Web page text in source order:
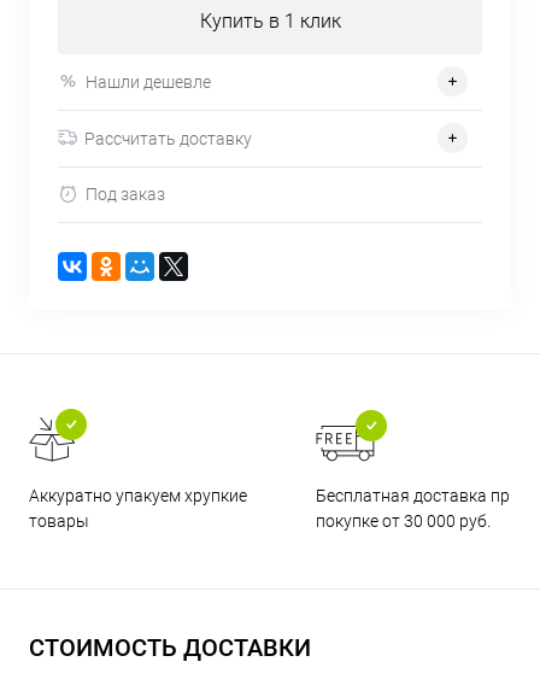
Купить в 1 клик
Нашли дешевле
Рассчитать доставку
Под заказ
Аккуратно упакуем хрупкие
товары
Бесплатная доставка при
покупке от 30 000 руб.
СТОИМОСТЬ ДОСТАВКИ